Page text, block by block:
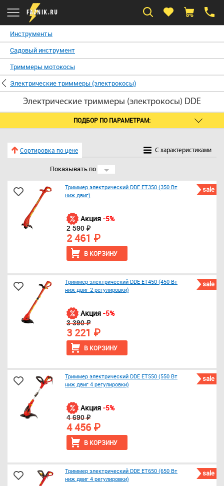
Инструменты
Садовый инструмент
Триммеры мотокосы
Электрические триммеры (электрокосы)
Электрические триммеры (электрокосы) DDE
ПОДБОР ПО ПАРАМЕТРАМ:
Сортировка по цене C характеристиками
Показывать по 24
sale
Триммер электрический DDE ET350 (350 Вт
ниж двиг)
В КОРЗИНУ
Акция -5%
2 590 ₽
2 461 ₽
sale
Триммер электрический DDE ET450 (450 Вт
ниж двиг 2 регулировки)
В КОРЗИНУ
Акция -5%
3 390 ₽
3 221 ₽
sale
Триммер электрический DDE ET550 (550 Вт
ниж двиг 4 регулировки)
В КОРЗИНУ
Акция -5%
4 690 ₽
4 456 ₽
sale
Триммер электрический DDE ET650 (650 Вт
ниж двиг 4 регулировки)